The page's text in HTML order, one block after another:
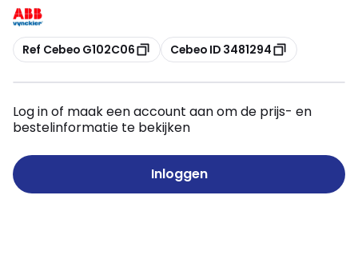
Kopiëren
Ref Cebeo G102C06 Kopiëren
Cebeo ID 3481294
Log in of maak een account aan om de prijs- en
bestelinformatie te bekijken
Inloggen